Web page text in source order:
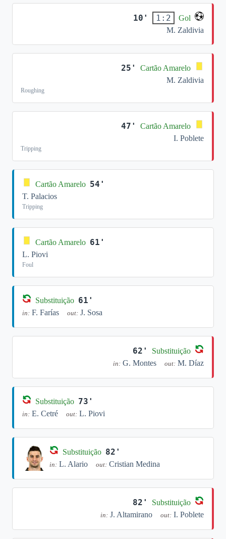
10' 1:2
Gol
M. Zaldivia
25'
Cartão Amarelo
M. Zaldivia
Roughing
47'
Cartão Amarelo
I. Poblete
Tripping
Cartão Amarelo 54'
T. Palacios
Tripping
Cartão Amarelo 61'
L. Piovi
Foul
Substituição 61'
in: F. Farías out: J. Sosa
62' Substituição
in: G. Montes out: M. Díaz
Substituição 73'
in: E. Cetré out: L. Piovi
Substituição 82'
in: L. Alario out: Cristian Medina
82' Substituição
in: J. Altamirano out: I. Poblete